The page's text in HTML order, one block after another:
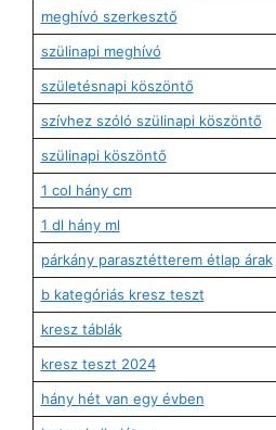
meghívó szerkesztő
szülinapi meghívó
születésnapi köszöntő
szívhez szóló szülinapi köszöntő
szülinapi köszöntő
1 col hány cm
1 dl hány ml
párkány parasztétterem étlap árak
b kategóriás kresz teszt
kresz táblák
kresz teszt 2024
hány hét van egy évben